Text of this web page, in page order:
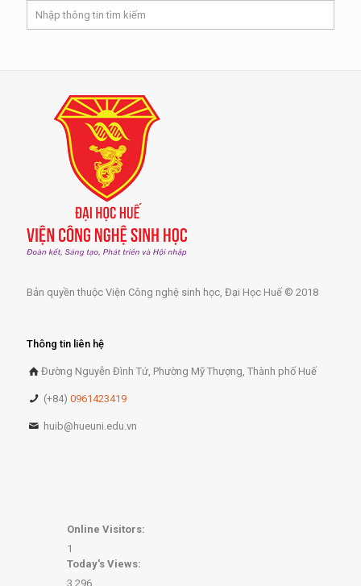
Bản quyền thuộc Viện Công nghệ sinh học, Đại Học Huế © 2018
Thông tin liên hệ
Đường Nguyễn Đình Tứ, Phường Mỹ Thượng, Thành phố Huế
(+84)0961423419
huib@hueuni.edu.vn
Online Visitors:
1
Today's Views:
3,296